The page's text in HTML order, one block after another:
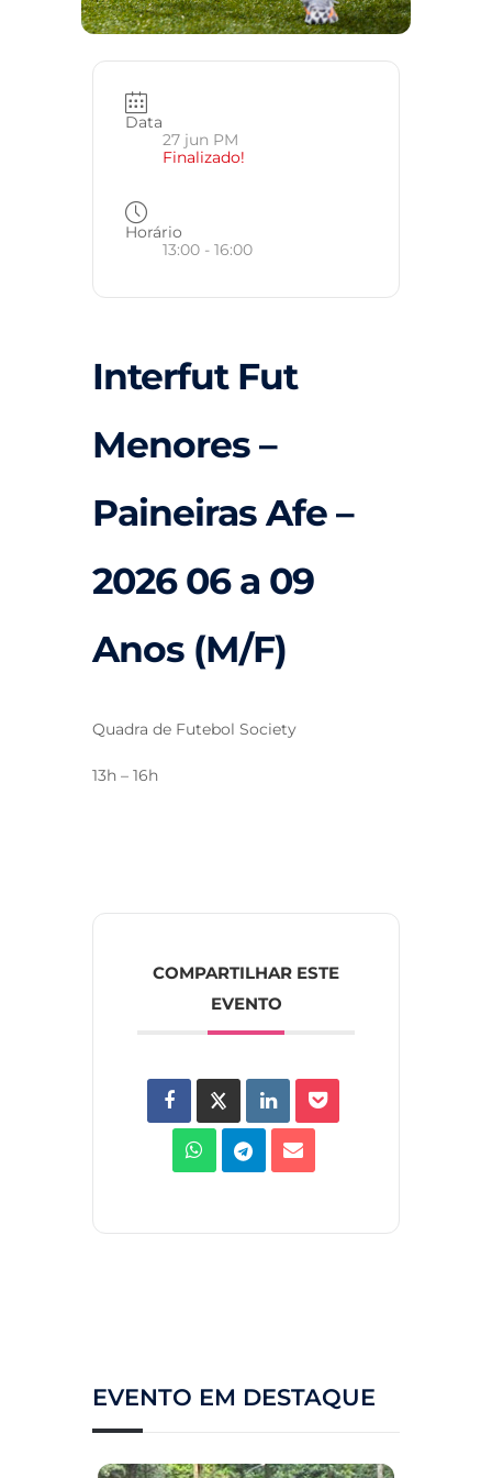
Data
27 jun PM
Finalizado!
Horário
13:00 - 16:00
Interfut Fut
Menores –
Paineiras Afe –
2026 06 a 09
Anos (M/F)
Quadra de Futebol Society
13h – 16h
COMPARTILHAR ESTE
EVENTO
EVENTO EM DESTAQUE